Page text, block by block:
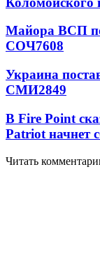
Майора ВСП
СОЧ7608
Украина
СМИ2849
В Fire Point
Patriot начнет
Читать